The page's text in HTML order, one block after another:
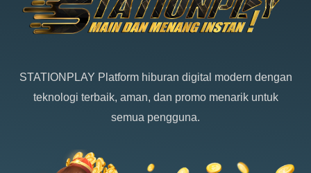
STATIONPLAY Platform hiburan digital modern dengan
teknologi terbaik, aman, dan promo menarik untuk
semua pengguna.